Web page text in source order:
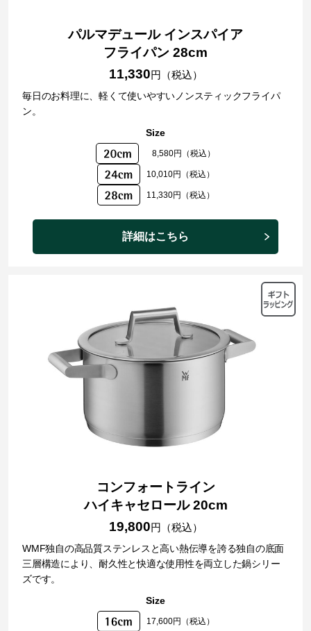
パルマデュール インスパイア
フライパン 28cm
11,330円（税込）
毎日のお料理に、軽くて使いやすいノンスティックフライパ
ン。
Size
8,580円（税込）
10,010円（税込）
11,330円（税込）
詳細はこちら
コンフォートライン
ハイキャセロール 20cm
19,800円（税込）
WMF独自の高品質ステンレスと高い熱伝導を誇る独自の底面
三層構造により、耐久性と快適な使用性を両立した鍋シリー
ズです。
Size
17,600円（税込）